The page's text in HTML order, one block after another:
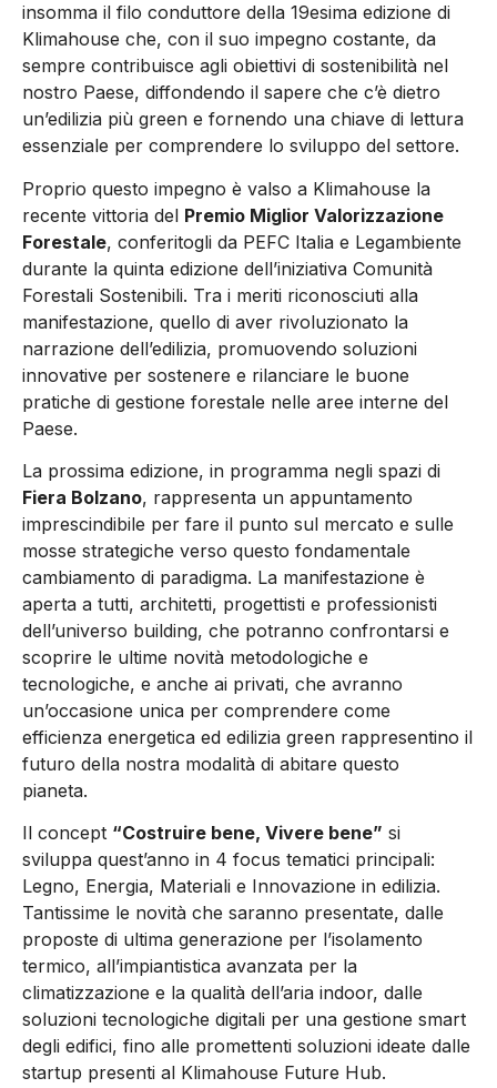
insomma il filo conduttore della 19esima edizione di
Klimahouse che, con il suo impegno costante, da
sempre contribuisce agli obiettivi di sostenibilità nel
nostro Paese, diffondendo il sapere che c’è dietro
un’edilizia più green e fornendo una chiave di lettura
essenziale per comprendere lo sviluppo del settore.
Proprio questo impegno è valso a Klimahouse la
recente vittoria del Premio Miglior Valorizzazione
Forestale, conferitogli da PEFC Italia e Legambiente
durante la quinta edizione dell’iniziativa Comunità
Forestali Sostenibili. Tra i meriti riconosciuti alla
manifestazione, quello di aver rivoluzionato la
narrazione dell’edilizia, promuovendo soluzioni
innovative per sostenere e rilanciare le buone
pratiche di gestione forestale nelle aree interne del
Paese.
La prossima edizione, in programma negli spazi di
Fiera Bolzano, rappresenta un appuntamento
imprescindibile per fare il punto sul mercato e sulle
mosse strategiche verso questo fondamentale
cambiamento di paradigma. La manifestazione è
aperta a tutti, architetti, progettisti e professionisti
dell’universo building, che potranno confrontarsi e
scoprire le ultime novità metodologiche e
tecnologiche, e anche ai privati, che avranno
un’occasione unica per comprendere come
efficienza energetica ed edilizia green rappresentino il
futuro della nostra modalità di abitare questo
pianeta.
Il concept “Costruire bene, Vivere bene” si
sviluppa quest’anno in 4 focus tematici principali:
Legno, Energia, Materiali e Innovazione in edilizia.
Tantissime le novità che saranno presentate, dalle
proposte di ultima generazione per l’isolamento
termico, all’impiantistica avanzata per la
climatizzazione e la qualità dell’aria indoor, dalle
soluzioni tecnologiche digitali per una gestione smart
degli edifici, fino alle promettenti soluzioni ideate dalle
startup presenti al Klimahouse Future Hub.